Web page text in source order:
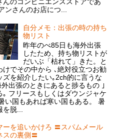
んのコンビニエンスストアであ
ンさんのお店につ...
自分メモ：出張の時の持ち
物リスト
昨年のべ85日も海外出張
したため、持ち物リストが
だいぶ「枯れて」きた。と
けでその中から ､絶対役立つお勧
ズを紹介したい｡2ch的に言うな
外出張のときにあると捗るもの ｣
｡ フリースもしくはダウンジャケ
い国もあれば寒い国もある。 暑
脱...
ーを追いかけろ 〓スパムメール
スの裏側〓